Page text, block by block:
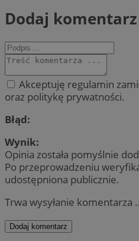
Dodaj komentarz
Akceptuję regulamin
oraz politykę prywatności.
Błąd:
Wynik:
Opinia została pomyślnie
Po przeprowadzeniu
udostępniona publicznie.
Trwa wysyłanie komentarza
Dodaj komentarz